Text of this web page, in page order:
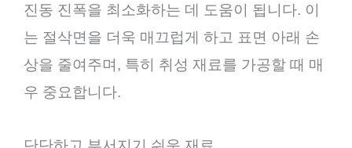
진동 진폭을 최소화하는 데 도움이 됩니다. 이
는 절삭면을 더욱 매끄럽게 하고 표면 아래 손
상을 줄여주며, 특히 취성 재료를 가공할 때 매
우 중요합니다.